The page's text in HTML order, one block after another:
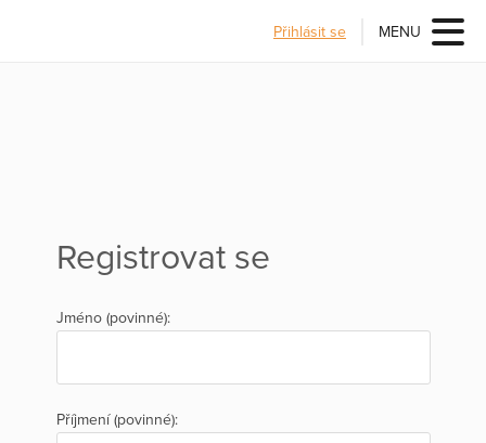
Přihlásit se MENU
Registrovat se
Jméno (povinné):
Příjmení (povinné):